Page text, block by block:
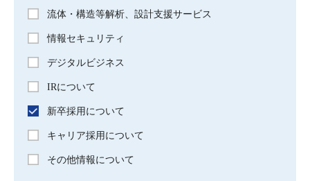
流体・構造等解析、設計支援サービス
情報セキュリティ
デジタルビジネス
IRについて
新卒採用について
キャリア採用について
その他情報について